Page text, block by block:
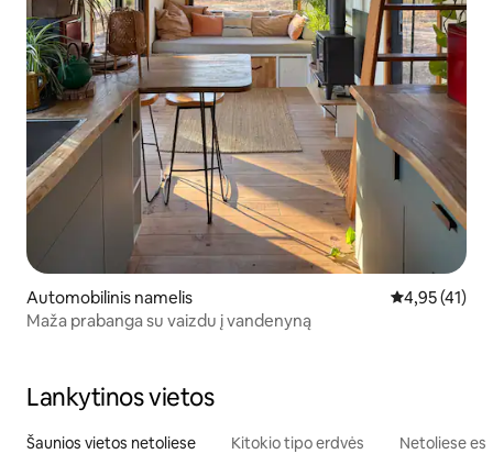
Automobilinis namelis Vidutinis
4,95 (41)
Maža prabanga su vaizdu į vandenyną
Lankytinos vietos
Šaunios vietos netoliese Kitokio tipo erdvės Netoliese